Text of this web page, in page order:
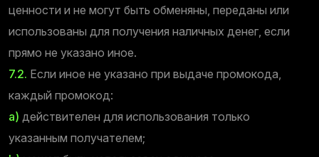
ценности и не могут быть обменяны, переданы или
использованы для получения наличных денег, если
прямо не указано иное.
7.2. Если иное не указано при выдаче промокода,
каждый промокод:
a) действителен для использования только
указанным получателем;